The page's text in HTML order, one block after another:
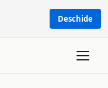
Deschide